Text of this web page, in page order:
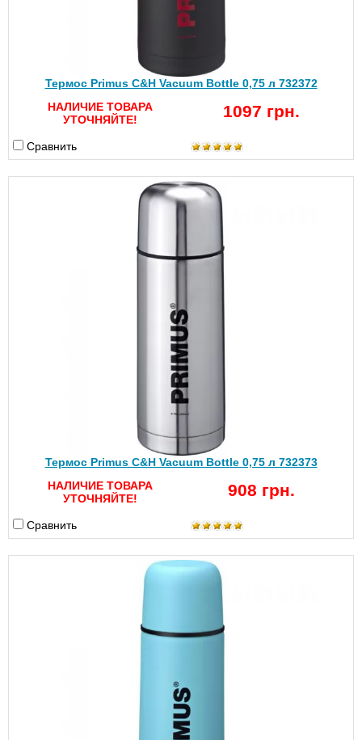
Термос Primus C&H Vacuum Bottle 0,75 л 732372
НАЛИЧИЕ ТОВАРА
УТОЧНЯЙТЕ!
1097 грн.
Сравнить
Термос Primus C&H Vacuum Bottle 0,75 л 732373
НАЛИЧИЕ ТОВАРА
УТОЧНЯЙТЕ!
908 грн.
Сравнить